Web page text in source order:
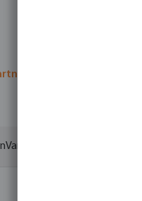
Varianten